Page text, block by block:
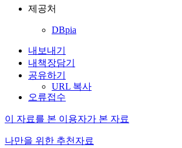
제공처
DBpia
내보내기
내책장담기
공유하기
URL 복사
오류접수
이 자료를 본 이용자가 본 자료
나만을 위한 추천자료